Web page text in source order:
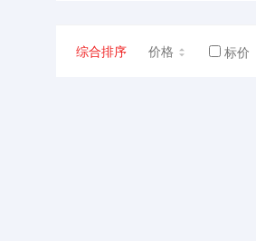
综合排序 价格 标价